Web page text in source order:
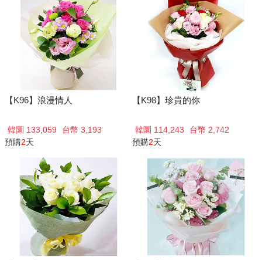
【K96】浪漫情人
韓圜 133,059
台幣 3,193
預購2天
【K98】珍貴的你
韓圜 114,243
台幣 2,742
預購2天